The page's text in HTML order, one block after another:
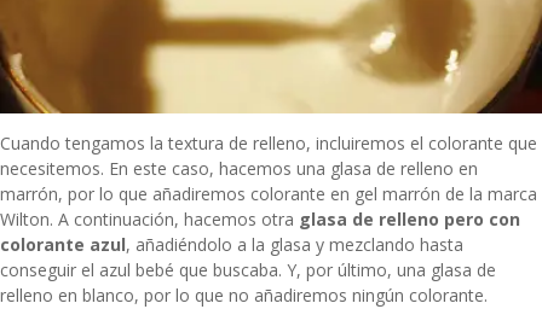
Cuando tengamos la textura de relleno, incluiremos el colorante que
necesitemos. En este caso, hacemos una glasa de relleno en
marrón, por lo que añadiremos colorante en gel marrón de la marca
Wilton. A continuación, hacemos otra glasa de relleno pero con
colorante azul, añadiéndolo a la glasa y mezclando hasta
conseguir el azul bebé que buscaba. Y, por último, una glasa de
relleno en blanco, por lo que no añadiremos ningún colorante.